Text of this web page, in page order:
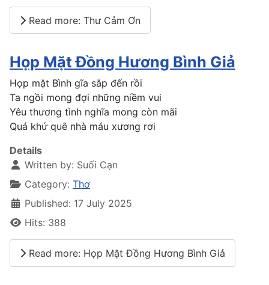
Read more: Thư Cảm Ơn
Họp Mặt Đồng Hương Bình Giả
Họp mặt Bình gĩa sắp đến rồi
Ta ngồi mong đợi những niềm vui
Yêu thương tình nghĩa mong còn mãi
Quá khứ quê nhà máu xương rơi
Details
Written by: Suối Cạn
Category: Thơ
Published: 17 July 2025
Hits: 388
Read more: Họp Mặt Đồng Hương Bình Giả